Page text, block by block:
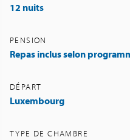
12 nuits
PENSION
Repas inclus selon
DÉPART
Luxembourg
TYPE DE CHAMBRE